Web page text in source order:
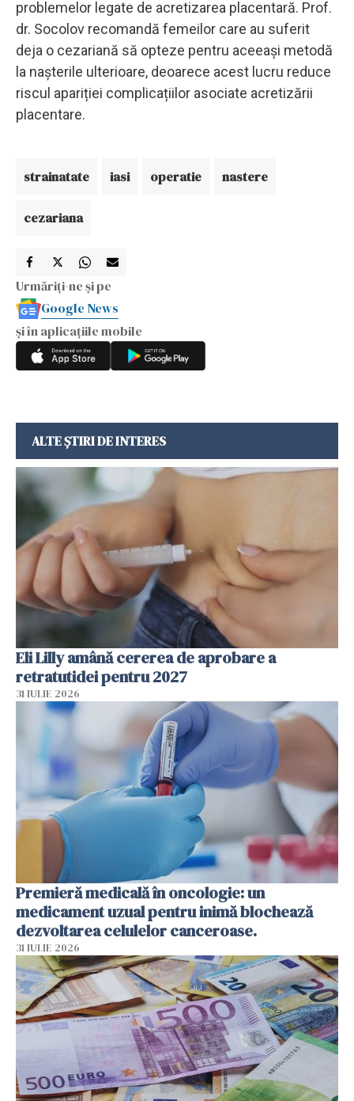
problemelor legate de acretizarea placentară. Prof.
dr. Socolov recomandă femeilor care au suferit
deja o cezariană să opteze pentru aceeași metodă
la nașterile ulterioare, deoarece acest lucru reduce
riscul apariției complicațiilor asociate acretizării
placentare.
strainatate iasi operatie nastere
cezariana
Urmăriți-ne și pe
Google News
și în aplicațiile mobile
ALTE ȘTIRI DE INTERES
Eli Lilly amână cererea de aprobare a
retratutidei pentru 2027
31 IULIE 2026
Premieră medicală în oncologie: un
medicament uzual pentru inimă blochează
dezvoltarea celulelor canceroase.
31 IULIE 2026